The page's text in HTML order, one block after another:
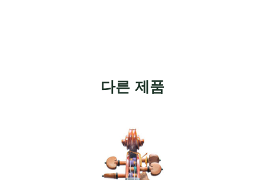
다른 제품